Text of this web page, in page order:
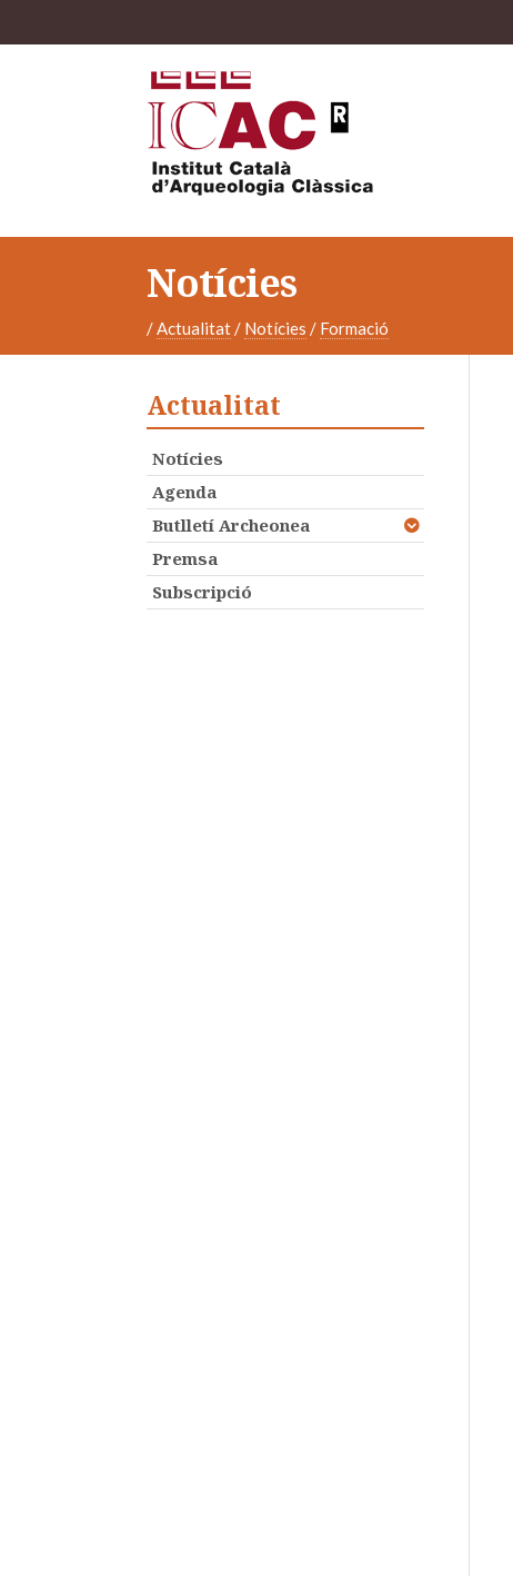
Notícies
/Actualitat/ Notícies / Formació
Actualitat
Notícies
Agenda
Butlletí Archeonea
Premsa
Subscripció